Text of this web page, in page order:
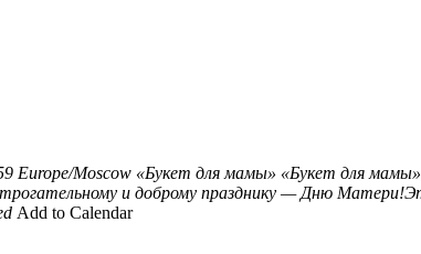
Europe/Moscow «Букет для мамы» «Букет для
и доброму празднику — Дню
Add to Calendar